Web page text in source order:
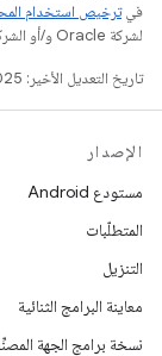
فيترخيص استخدام
لشركة Oracle و/أو الشركات التابعة لها.
تاريخ التعديل الأخير: 2025-07-27 (حسب التوقيت العالمي المتفَّق عليه)
الإصدار
مستودع Android
المتطلّبات
التنزيل
معاينة البرامج الثنائية
نسخة برامج الجهة